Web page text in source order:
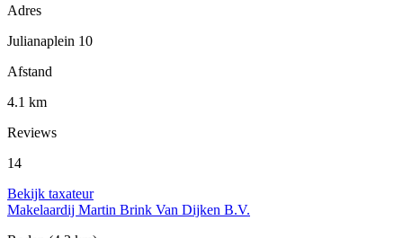
Adres
Julianaplein 10
Afstand
4.1 km
Reviews
14
Bekijk taxateur
Makelaardij Martin Brink Van Dijken B.V.